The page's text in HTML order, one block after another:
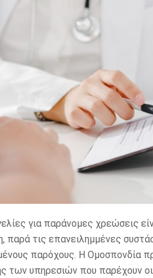
για παράνομες χρεώσεις
παρά τις επανειλημμένες
παρόχους. Η Ομοσπονδία
των υπηρεσιών που παρέχουν